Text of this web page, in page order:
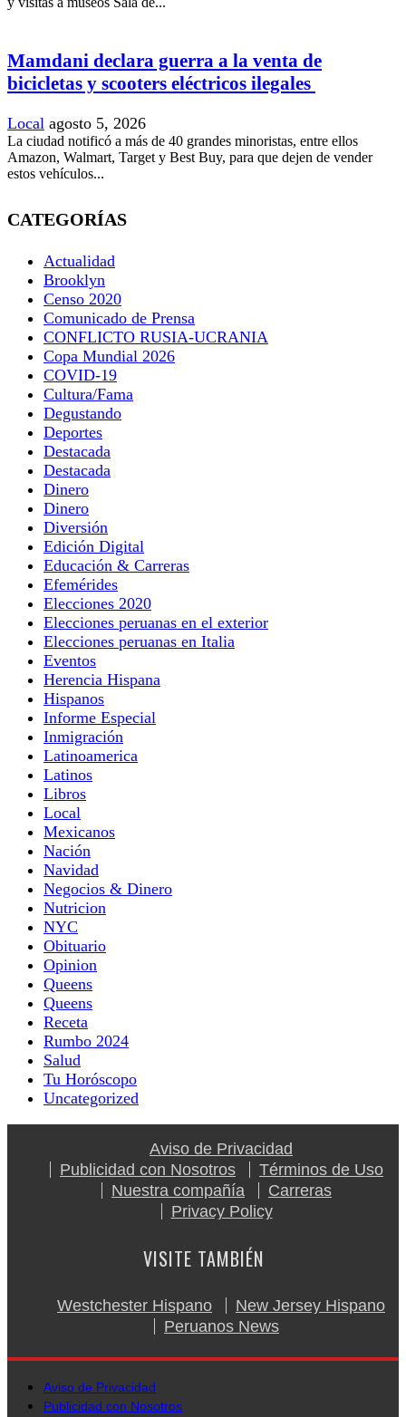
Mamdani declara guerra a la venta de
bicicletas y scooters eléctricos ilegales
Local agosto 5, 2026
La ciudad notificó a más de 40 grandes minoristas, entre ellos
Amazon, Walmart, Target y Best Buy, para que dejen de vender
estos vehículos...
CATEGORÍAS
Actualidad
Brooklyn
Censo 2020
Comunicado de Prensa
CONFLICTO RUSIA-UCRANIA
Copa Mundial 2026
COVID-19
Cultura/Fama
Degustando
Deportes
Destacada
Destacada
Dinero
Dinero
Diversión
Edición Digital
Educación & Carreras
Efemérides
Elecciones 2020
Elecciones peruanas en el exterior
Elecciones peruanas en Italia
Eventos
Herencia Hispana
Hispanos
Informe Especial
Inmigración
Latinoamerica
Latinos
Libros
Local
Mexicanos
Nación
Navidad
Negocios & Dinero
Nutricion
NYC
Obituario
Opinion
Queens
Queens
Receta
Rumbo 2024
Salud
Tu Horóscopo
Uncategorized
Aviso de Privacidad
Publicidad con Nosotros
Términos de Uso
Nuestra compañía
Carreras
Privacy Policy
VISITE TAMBIÉN
Westchester Hispano
New Jersey Hispano
Peruanos News
Aviso de Privacidad
Publicidad con Nosotros